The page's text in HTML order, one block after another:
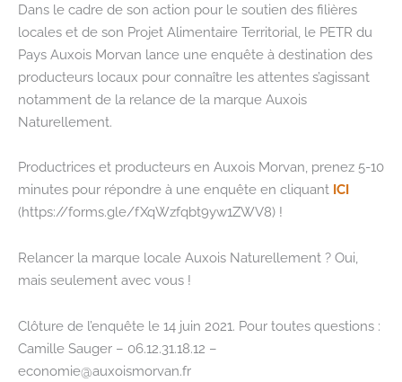
Dans le cadre de son action pour le soutien des filières
locales et de son Projet Alimentaire Territorial, le PETR du
Pays Auxois Morvan lance une enquête à destination des
producteurs locaux pour connaître les attentes s’agissant
notamment de la relance de la marque Auxois
Naturellement.
Productrices et producteurs en Auxois Morvan, prenez 5-10
minutes pour répondre à une enquête en cliquant ICI
(https://forms.gle/fXqWzfqbt9yw1ZWV8) !
Relancer la marque locale Auxois Naturellement ? Oui,
mais seulement avec vous !
Clôture de l’enquête le 14 juin 2021. Pour toutes questions :
Camille Sauger – 06.12.31.18.12 –
economie@auxoismorvan.fr